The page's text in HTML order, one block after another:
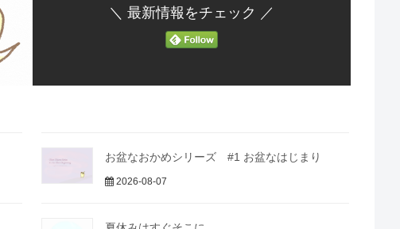
＼ 最新情報をチェック ／
お盆なおかめシリーズ #1 お盆なはじまり
2026-08-07